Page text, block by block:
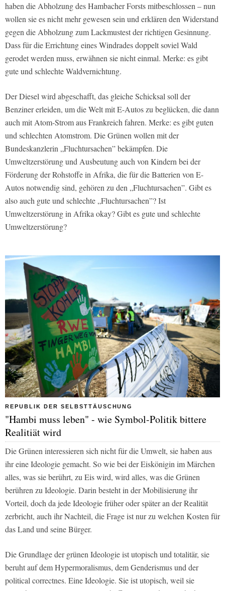
haben die Abholzung des Hambacher Forsts mitbeschlossen – nun
wollen sie es nicht mehr gewesen sein und erklären den Widerstand
gegen die Abholzung zum Lackmustest der richtigen Gesinnung.
Dass für die Errichtung eines Windrades doppelt soviel Wald
gerodet werden muss, erwähnen sie nicht einmal. Merke: es gibt
gute und schlechte Waldvernichtung.
Der Diesel wird abgeschafft, das gleiche Schicksal soll der
Benziner erleiden, um die Welt mit E-Autos zu beglücken, die dann
auch mit Atom-Strom aus Frankreich fahren. Merke: es gibt guten
und schlechten Atomstrom. Die Grünen wollen mit der
Bundeskanzlerin „Fluchtursachen” bekämpfen. Die
Umweltzerstörung und Ausbeutung auch von Kindern bei der
Förderung der Rohstoffe in Afrika, die für die Batterien von E-
Autos notwendig sind, gehören zu den „Fluchtursachen”. Gibt es
also auch gute und schlechte „Fluchtursachen”? Ist
Umweltzerstörung in Afrika okay? Gibt es gute und schlechte
Umweltzerstörung?
REPUBLIK DER SELBSTTÄUSCHUNG
"Hambi muss leben" - wie Symbol-Politik bittere
Realitiät wird
Die Grünen interessieren sich nicht für die Umwelt, sie haben aus
ihr eine Ideologie gemacht. So wie bei der Eiskönigin im Märchen
alles, was sie berührt, zu Eis wird, wird alles, was die Grünen
berühren zu Ideologie. Darin besteht in der Mobilisierung ihr
Vorteil, doch da jede Ideologie früher oder später an der Realität
zerbricht, auch ihr Nachteil, die Frage ist nur zu welchen Kosten für
das Land und seine Bürger.
Die Grundlage der grünen Ideologie ist utopisch und totalitär, sie
beruht auf dem Hypermoralismus, dem Genderismus und der
political correctnes. Eine Ideologie. Sie ist utopisch, weil sie